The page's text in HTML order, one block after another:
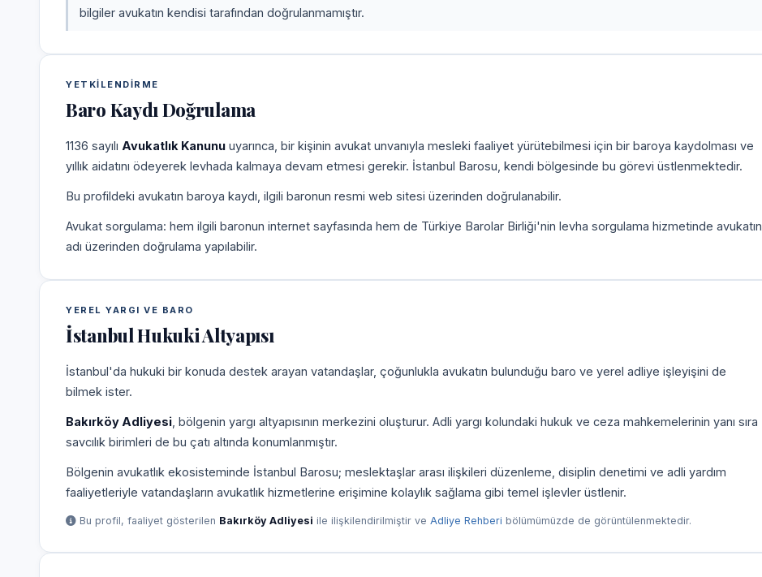
bilgiler avukatın kendisi tarafından doğrulanmamıştır.
YETKILENDIRME
Baro Kaydı Doğrulama
1136 sayılı Avukatlık Kanunu uyarınca, bir kişinin avukat unvanıyla mesleki faaliyet yürütebilmesi için bir baroya kaydolması ve
yıllık aidatını ödeyerek levhada kalmaya devam etmesi gerekir. İstanbul Barosu, kendi bölgesinde bu görevi üstlenmektedir.
Bu profildeki avukatın baroya kaydı, ilgili baronun resmi web sitesi üzerinden doğrulanabilir.
Avukat sorgulama: hem ilgili baronun internet sayfasında hem de Türkiye Barolar Birliği'nin levha sorgulama hizmetinde avukatın
adı üzerinden doğrulama yapılabilir.
YEREL YARGI VE BARO
İstanbul Hukuki Altyapısı
İstanbul'da hukuki bir konuda destek arayan vatandaşlar, çoğunlukla avukatın bulunduğu baro ve yerel adliye işleyişini de
bilmek ister.
Bakırköy Adliyesi , bölgenin yargı altyapısının merkezini oluşturur. Adli yargı kolundaki hukuk ve ceza mahkemelerinin yanı sıra
savcılık birimleri de bu çatı altında konumlanmıştır.
Bölgenin avukatlık ekosisteminde İstanbul Barosu; meslektaşlar arası ilişkileri düzenleme, disiplin denetimi ve adli yardım
faaliyetleriyle vatandaşların avukatlık hizmetlerine erişimine kolaylık sağlama gibi temel işlevler üstlenir.
Bu profil, faaliyet gösterilen Bakırköy Adliyesi ile ilişkilendirilmiştir ve Adliye Rehberi bölümümüzde de görüntülenmektedir.